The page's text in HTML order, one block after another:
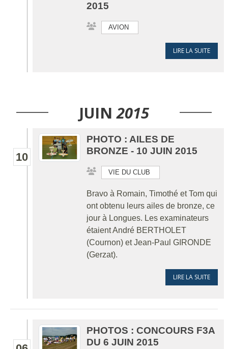
2015
AVION
LIRE LA SUITE
JUIN 2015
10
PHOTO : AILES DE
BRONZE - 10 JUIN 2015
VIE DU CLUB
Bravo à Romain, Timothé et Tom qui
ont obtenu leurs ailes de bronze, ce
jour à Longues. Les examinateurs
étaient André BERTHOLET
(Cournon) et Jean-Paul GIRONDE
(Gerzat).
LIRE LA SUITE
PHOTOS : CONCOURS F3A
DU 6 JUIN 2015